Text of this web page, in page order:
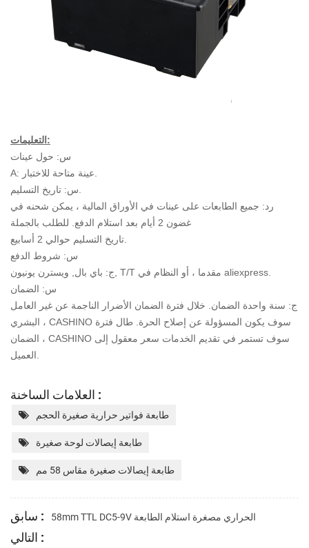
التعليمات:
س: حول عينات
رد: جميع الطابعات على عينات في الأوراق المالية ، يمكن شحنه في
غضون 2 أيام بعد استلام الدفع. للطلب بالجملة
س: شروط الدفع
ج: باي بال, ويسترن يونيون, T/T مقدما ، أو النظام في aliexpress.
س: الضمان
ج: سنة واحدة الضمان. خلال فترة الضمان الأضرار الناجمة عن غير العامل
البشري ، CASHINO سوف يكون المسؤولة عن إصلاح الحرة. طال فترة
الضمان ، CASHINO سوف تستمر في تقديم الخدمات سعر معقول إلى
العلامات الساخنة :
طابعة فواتير حرارية صغيرة الحجم
طابعة إيصالات لوحة صغيرة
طابعة إيصالات صغيرة مقاس 58 مم
سابق : 58mm TTL DC5-9V الحراري مصغرة استلام الطابعة
التالي :